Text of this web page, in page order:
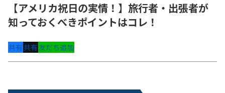
【アメリカ祝日の実情！】旅行者・出張者が
知っておくべきポイントはコレ！
共有共有友だち追加